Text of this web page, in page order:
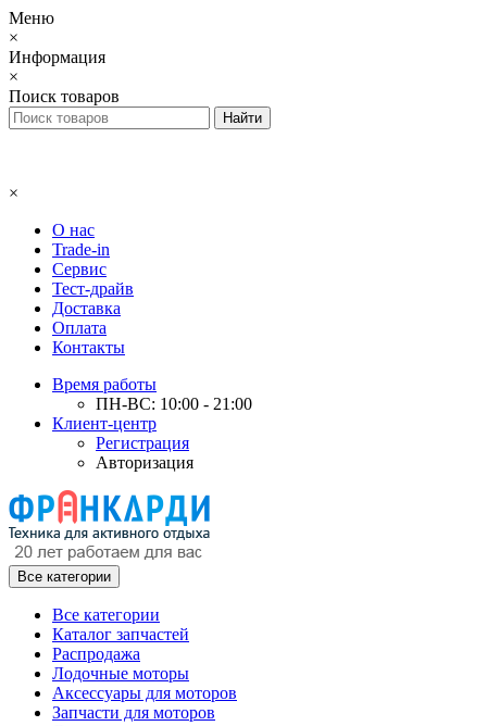
Меню
×
Информация
×
Поиск товаров
×
О нас
Trade-in
Сервис
Тест-драйв
Доставка
Оплата
Контакты
Время работы
ПН-ВС: 10:00 - 21:00
Клиент-центр
Регистрация
Авторизация
Все категории
Все категории
Каталог запчастей
Распродажа
Лодочные моторы
Аксессуары для моторов
Запчасти для моторов